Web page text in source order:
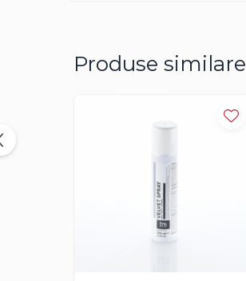
Creme, Glazuri, Paste
Produse similare